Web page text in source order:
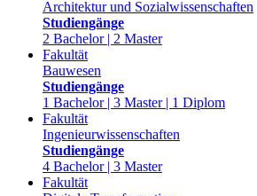
Architektur und Sozialwissenschaften
Studiengänge
2 Bachelor | 2 Master
Fakultät
Bauwesen
Studiengänge
1 Bachelor | 3 Master | 1 Diplom
Fakultät
Ingenieurwissenschaften
Studiengänge
4 Bachelor | 3 Master
Fakultät